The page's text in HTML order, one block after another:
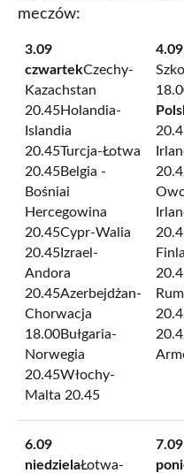
meczów:
3.09
czwartekCzechy-
Kazachstan
20.45Holandia-
Islandia
20.45Turcja-Łotwa
20.45Belgia -
Bośniai
Hercegowina
20.45Cypr-Walia
20.45Izrael-
Andora
20.45Azerbejdżan-
Chorwacja
18.00Bułgaria-
Norwegia
20.45Włochy-
Malta 20.45
6.09
niedzielaŁotwa-
7.09